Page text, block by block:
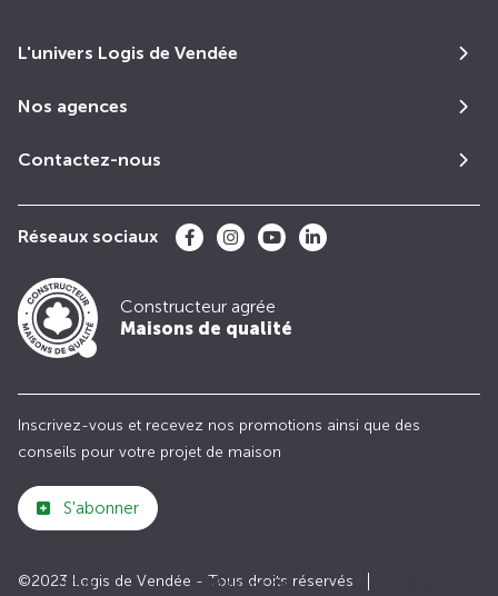
Club
Maisons de
L'univers Logis de Vendée
Nos agences
Contactez-nous
Réseaux sociaux
Constructeur agrée
Maisons de qualité
Inscrivez-vous et recevez nos promotions ainsi que des
conseils pour votre projet de maison
S'abonner
©2023 Logis de Vendée - Tous droits réservés